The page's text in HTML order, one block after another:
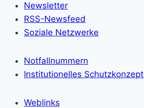
Newsletter
RSS-Newsfeed
Soziale Netzwerke
Notfallnummern
Institutionelles Schutzkonzept
Weblinks